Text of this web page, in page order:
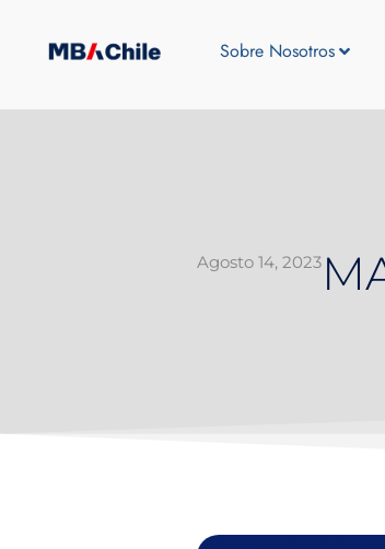
Sobre Nosotros
Agosto 14, 2023